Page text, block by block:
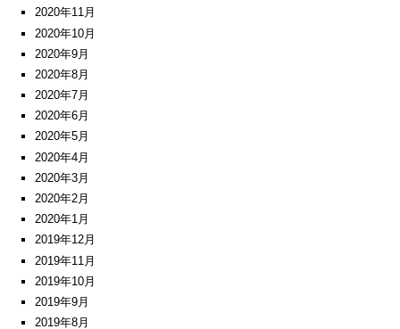
2020年11月
2020年10月
2020年9月
2020年8月
2020年7月
2020年6月
2020年5月
2020年4月
2020年3月
2020年2月
2020年1月
2019年12月
2019年11月
2019年10月
2019年9月
2019年8月